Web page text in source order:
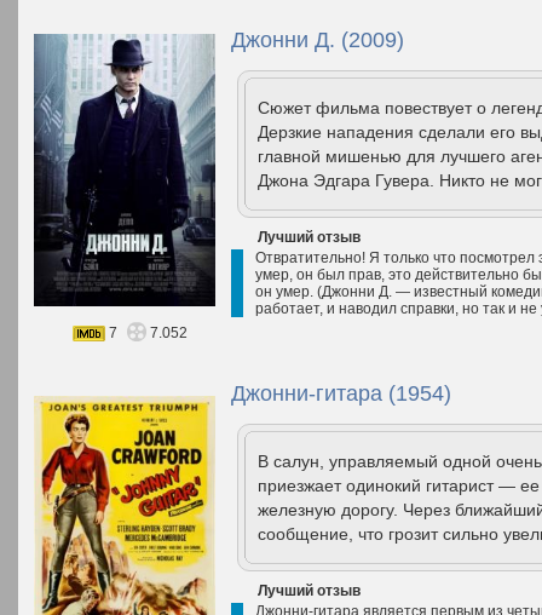
Джонни Д. (2009)
Сюжет фильма повествует о
Дерзкие нападения сделали его
главной мишенью для лучшего
Джона Эдгара Гувера. Никто не
Лучший отзыв
Отвратительно! Я только что посмотрел
умер, он был прав, это действительно
он умер. (Джонни Д. — известный
работает, и наводил справки, но так и
7
7.052
Джонни-гитара (1954)
В салун, управляемый одной
приезжает одинокий гитарист —
железную дорогу. Через
сообщение, что грозит сильно
Лучший отзыв
Джонни-гитара является первым из